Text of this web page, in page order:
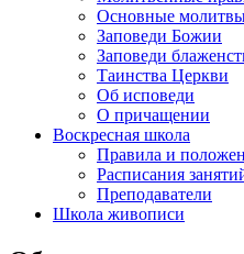
Основные
Заповеди Божии
Заповеди
Таинства Церкви
Об исповеди
О причащении
Воскресная школа
Правила и
Расписания
Преподаватели
Школа живописи